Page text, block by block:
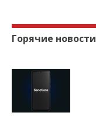
Горячие новости